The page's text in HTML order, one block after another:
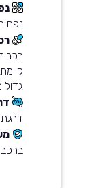
נפח תא
דרגת
ברכב זה